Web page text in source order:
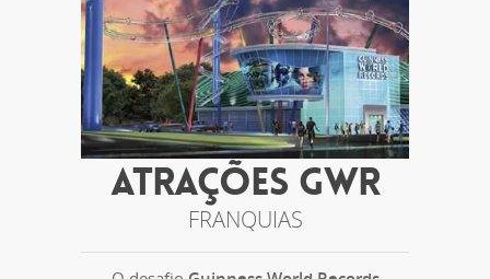
ATRAÇÕES GWR
FRANQUIAS